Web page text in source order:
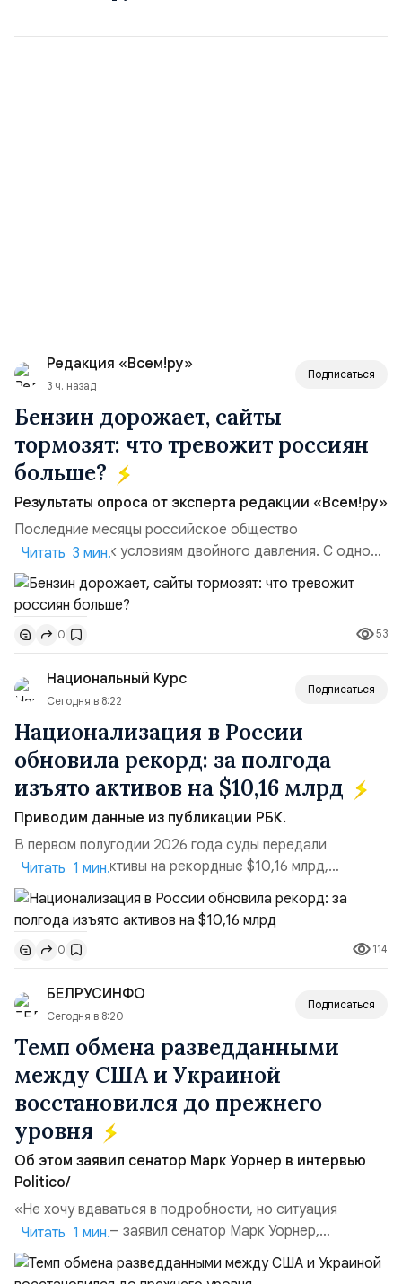
Редакция «Всем!ру»
3 ч. назад
Подписаться
Бензин дорожает, сайты
тормозят: что тревожит россиян
больше?
Результаты опроса от эксперта редакции «Всем!ру»
Последние месяцы российское общество
адаптируется к условиям двойного давления. С одной
стороны, происходит рост цен на товары первой
необходимости, инфляция и локальные сбои в
поставках бензина. А с другой – технологическая
турбулентность: перебои в работе интернета,
блокировки сайтов, необходимость осваивать VPN и
российские платформы.Что из этого бье...
Читать 3 мин.
0 53
Национальный Курс
Сегодня в 8:22
Подписаться
Национализация в России
обновила рекорд: за полгода
изъято активов на $10,16 млрд
Приводим данные из публикации РБК.
В первом полугодии 2026 года суды передали
государству активы на рекордные $10,16 млрд,
подсчитали аналитики AK&M. Это в 2,5 раза больше,
чем за аналогичный период 2025 года ($3,95 млрд).
Всего зафиксировано 15 национализационных
транзакций, которые обеспечили 42,2% денежного
объёма всего российского рынка слияний и
поглощений. Крупнейшей ...
Читать 1 мин.
0 114
БЕЛРУСИНФО
Сегодня в 8:20
Подписаться
Темп обмена разведданными
между США и Украиной
восстановился до прежнего
уровня
Об этом заявил сенатор Марк Уорнер в интервью
Politico/
«Не хочу вдаваться в подробности, но ситуация
улучшилась», — заявил сенатор Марк Уорнер,
высокопоставленный член комитета по разведке,
добавив, что использование Украиной беспилотников и
Читать 1 мин.